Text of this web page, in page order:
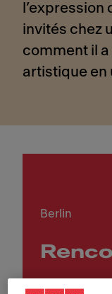
l’expression
invités chez
comment il
artistique en
Berlin